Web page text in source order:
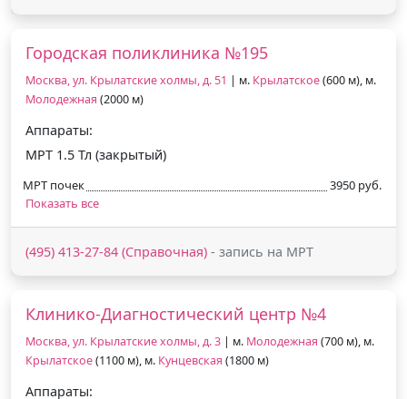
Городская поликлиника №195
Москва, ул. Крылатские холмы, д. 51 | м. Крылатское(600 м), м.
Молодежная (2000 м)
Аппараты:
МРТ 1.5 Тл (закрытый)
МРТ почек
3950 руб.
Показать все
(495) 413-27-84 (Справочная) - запись на МРТ
Клинико-Диагностический центр №4
Москва, ул. Крылатские холмы, д. 3 | м. Молодежная (700 м), м.
Крылатское(1100 м), м. Кунцевская (1800 м)
Аппараты: